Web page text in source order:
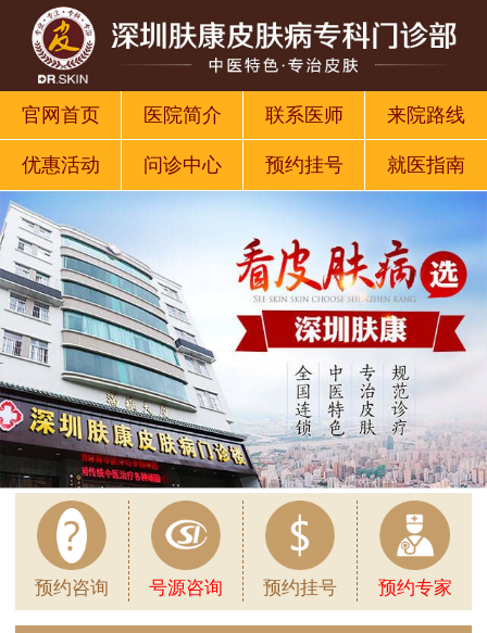
官网首页 医院简介 联系医师 来院路线
优惠活动 问诊中心 预约挂号 就医指南
预约咨询 号源咨询 预约挂号 预约专家